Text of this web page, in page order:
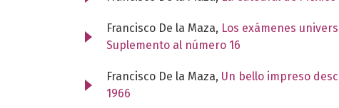
Francisco De la Maza, Los exámenes
Suplemento al número 16
Francisco De la Maza, Un bello impreso
1966